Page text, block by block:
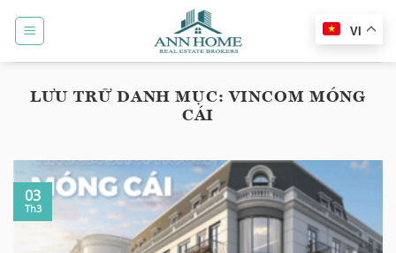
qua
VI
LƯU TRỮ DANH MỤC: VINCOM MÓNG
CÁI
03
Th3